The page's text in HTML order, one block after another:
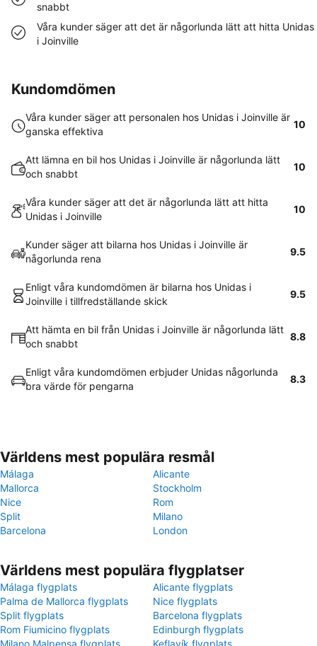
snabbt
Våra kunder säger att det är någorlunda lätt att hitta Unidas
i Joinville
Kundomdömen
Våra kunder säger att personalen hos Unidas i Joinville är
ganska effektiva
10
Att lämna en bil hos Unidas i Joinville är någorlunda lätt
och snabbt
10
Våra kunder säger att det är någorlunda lätt att hitta
Unidas i Joinville
10
Kunder säger att bilarna hos Unidas i Joinville är
någorlunda rena
9.5
Enligt våra kundomdömen är bilarna hos Unidas i
Joinville i tillfredställande skick
9.5
Att hämta en bil från Unidas i Joinville är någorlunda lätt
och snabbt
8.8
Enligt våra kundomdömen erbjuder Unidas någorlunda
bra värde för pengarna
8.3
Världens mest populära resmål
Málaga
Alicante
Mallorca
Stockholm
Nice
Rom
Split
Milano
Barcelona
London
Världens mest populära flygplatser
Málaga flygplats
Alicante flygplats
Palma de Mallorca flygplats
Nice flygplats
Split flygplats
Barcelona flygplats
Rom Fiumicino flygplats
Edinburgh flygplats
Milano Malpensa flygplats
Keflavík flygplats